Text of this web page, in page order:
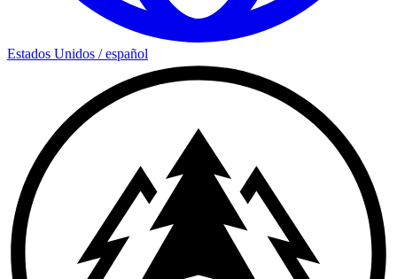
Estados Unidos /español